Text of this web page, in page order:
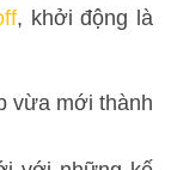
, khởi động là
vừa mới thành